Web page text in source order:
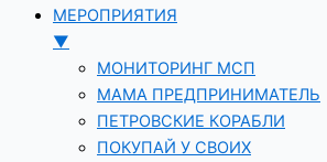
МЕРОПРИЯТИЯ
▼
МОНИТОРИНГ МСП
МАМА ПРЕДПРИНИМАТЕЛЬ
ПЕТРОВСКИЕ КОРАБЛИ
ПОКУПАЙ У СВОИХ